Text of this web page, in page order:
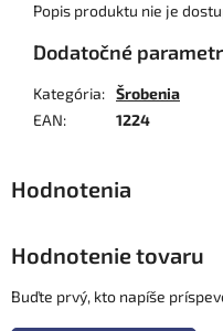
Popis produktu nie je
Dodatočné
Kategória: Šrobenia
EAN: 1224
Hodnotenie tovaru
Buďte prvý, kto napíše